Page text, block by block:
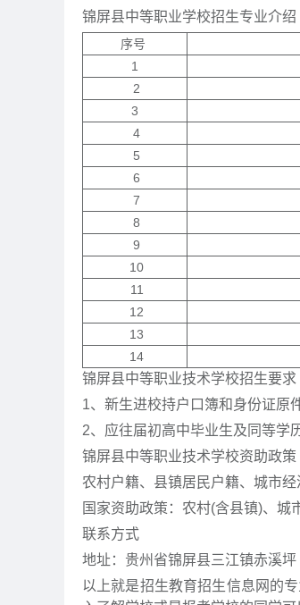
锦屏县中等职业学校招生专业介绍
序号
1
2
3
4
5
6
7
8
9
10
11
12
13
14
锦屏县中等职业技术学校招生要求
1、新生进校持户口簿和身份证原
2、应往届初高中毕业生及同等学
锦屏县中等职业技术学校资助政策
农村户籍、县镇居民户籍、城市经
国家资助政策：农村(含县镇)、城
联系方式
地址：贵州省锦屏县三江镇赤溪坪
以上就是招生教育招生信息网的